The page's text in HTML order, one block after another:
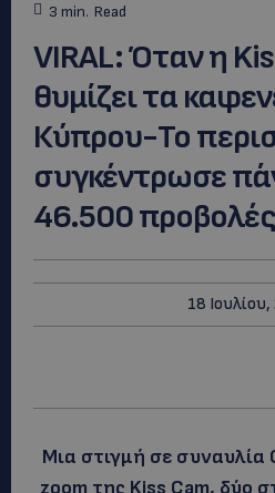
3 min. Read
VΙRAL: Όταν η
θυμίζει τα
Κύπρου-Το
συγκέντρωσε
46.500
18
Μια στιγμή σε συναυλία
zoom της Kiss Cam, δύο